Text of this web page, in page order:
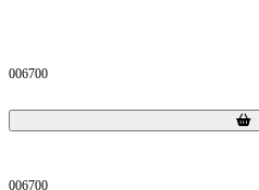
006700
Loading...
Loading...
006700